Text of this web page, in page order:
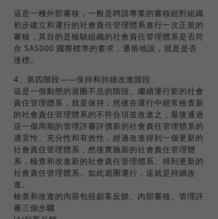
這是一種外部審核，一般是聘請專業的審核組對組織
初步建立和運行的社會責任管理體系進行一次正規的
審核，其目的是檢驗組織的社會責任管理體系是否符
合 SAS000 國際標準的要求，通俗地說，就是是否
達標。
4、第四階段——保持和持續改進階段
這是一個動態的迴圈不息的階段。繼續運行新的社會
責任管理體系，就是保持；然後在運行中經常檢查新
的社會責任管理體系的不符合項並改進之，最後通過
這一個周期的管理評審評價新的社會責任管理體系的
適宜性、充分性和有效性，經過改進得到一個更新的
社會責任管理體系，然後實施新的社會責任管理體
系，檢查和改進新的社會責任管理體系。得到更新的
社會責任管理體系。如此迴圈運行，這就是持續改
進。
檢查和改進的內容包括顧客反饋、內部審核、管理評
審三個步驟